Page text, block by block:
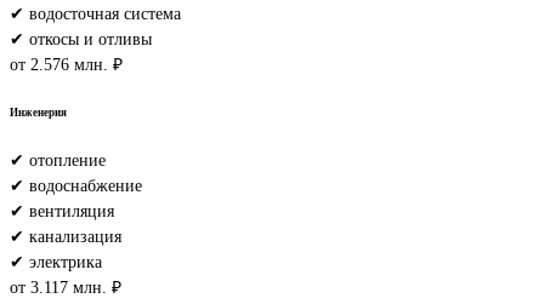
✔ водосточная система
✔ откосы и отливы
от 2.576 млн. ₽
Инженерия
✔ отопление
✔ водоснабжение
✔ вентиляция
✔ канализация
✔ электрика
от 3.117 млн. ₽